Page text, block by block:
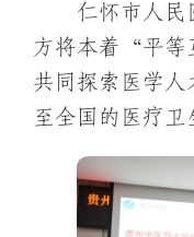
仁怀市人民
方将本着“平等
共同探索医学人
至全国的医疗卫